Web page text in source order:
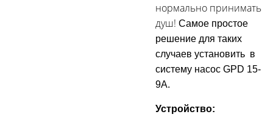
нормально принимать
душ! Самое простое
решение для таких
случаев установить в
систему насос GPD 15-
9A.
Устройство: